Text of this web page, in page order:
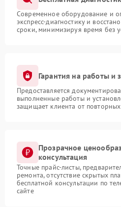
Современное оборудование и
экспресс-диагностику и
сроки, минимизируя время без
Гарантия на работы и
Предоставляется
выполненные работы и
защищает клиента от
Прозрачное
консультация
Точные прайс-листы,
ремонта, отсутствие скрытых
бесплатной консультации по
сайте